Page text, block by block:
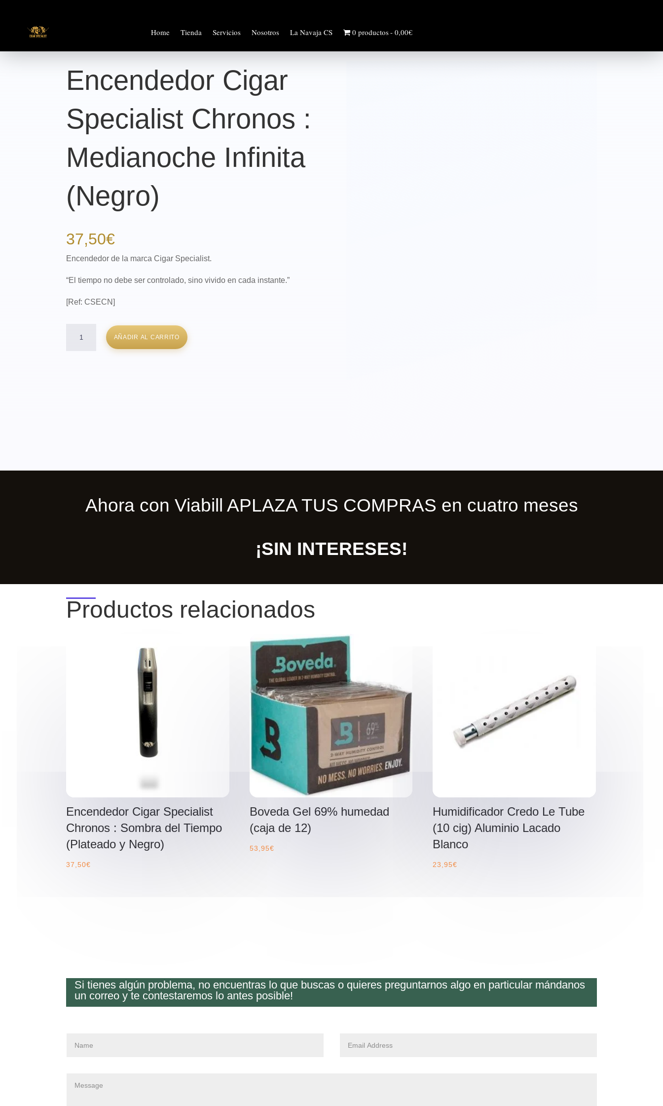
Home Tienda Servicios Nosotros La Navaja CS 0 productos 0,00€
Encendedor Cigar
Specialist Chronos :
Medianoche Infinita
(Negro)
37,50€
Encendedor de la marca Cigar Specialist.
“El tiempo no debe ser controlado, sino vivido en cada instante.”
[Ref: CSECN]
Cigar
AÑADIR AL CARRITO
Ahora con Viabill APLAZA TUS COMPRAS en cuatro meses
¡SIN INTERESES!
Productos relacionados
Encendedor Cigar Specialist
Chronos : Sombra del Tiempo
(Plateado y Negro)
37,50€
Boveda Gel 69% humedad
(caja de 12)
53,95€
Humidificador Credo Le Tube
(10 cig) Aluminio Lacado
Blanco
23,95€
Si tienes algún problema, no encuentras lo que buscas o quieres preguntarnos algo en particular mándanos
un correo y te contestaremos lo antes posible!